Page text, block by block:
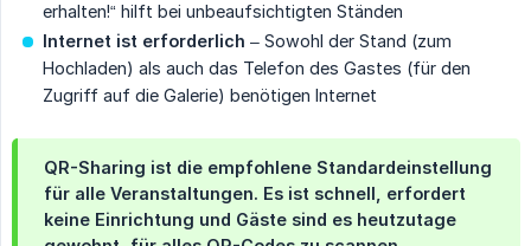
erhalten!“ hilft bei unbeaufsichtigten Ständen
Internet ist erforderlich – Sowohl der Stand (zum
Hochladen) als auch das Telefon des Gastes (für den
Zugriff auf die Galerie) benötigen Internet
QR-Sharing ist die empfohlene Standardeinstellung
für alle Veranstaltungen. Es ist schnell, erfordert
keine Einrichtung und Gäste sind es heutzutage